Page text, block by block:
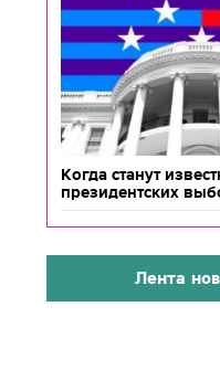
Когда станут
президентских
Лента